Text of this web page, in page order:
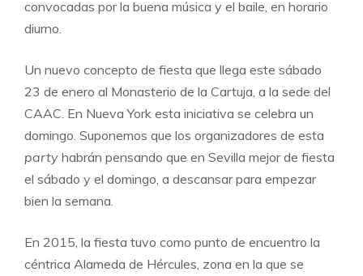
convocadas por la buena música y el baile, en horario
diurno.
Un nuevo concepto de fiesta que llega este sábado
23 de enero al Monasterio de la Cartuja, a la sede del
CAAC . En Nueva York esta iniciativa se celebra un
domingo. Suponemos que los organizadores de esta
party habrán pensando que en Sevilla mejor de fiesta
el sábado y el domingo, a descansar para empezar
bien la semana.
En 2015, la fiesta tuvo como punto de encuentro la
céntrica Alameda de Hércules, zona en la que se